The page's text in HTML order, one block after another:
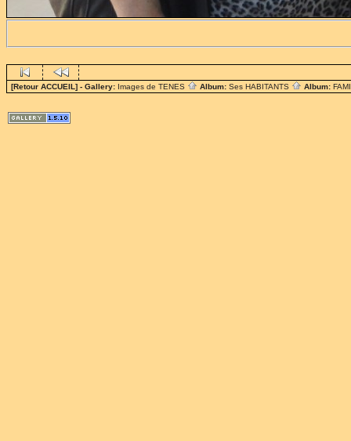
[Retour ACCUEIL] - Gallery: Images de TENES Album: Ses HABITANTS Album: